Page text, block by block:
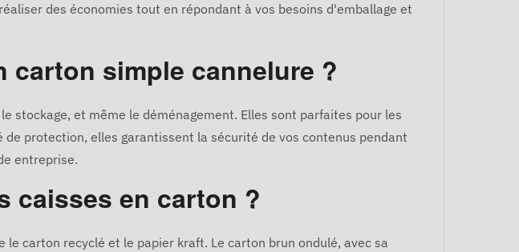
des économies tout en répondant à vos besoins d'emballage et
carton simple cannelure ?
stockage, et même le déménagement. Elles sont parfaites pour les
protection, elles garantissent la sécurité de vos contenus pendant
entreprise.
caisses en carton ?
carton recyclé et le papier kraft. Le carton brun ondulé, avec sa